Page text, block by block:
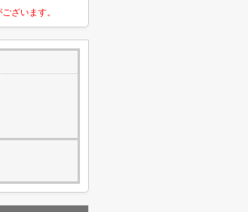
ざいます。